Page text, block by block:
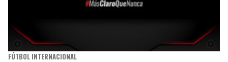
FÚTBOL INTERNACIONAL